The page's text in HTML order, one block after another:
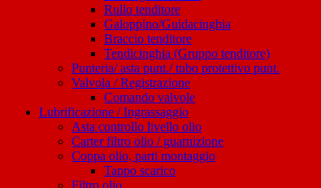
Rullo tenditore
Galoppino/Guidacinghia
Braccio tenditore
Tendicinghia (Gruppo tenditore)
Punteria/ asta punt./ tubo protettivo punt.
Valvola / Registrazione
Comando valvole
Lubrificazione / Ingrassaggio
Asta controllo livello olio
Carter filtro olio / guarnizione
Coppa olio, parti montaggio
Tappo scarico